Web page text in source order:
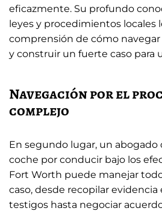
eficazmente. Su profundo
leyes y procedimientos locales
comprensión de cómo
y construir un fuerte caso para
Navegación por el
complejo
En segundo lugar, un abogado
coche por conducir bajo los
Fort Worth puede manejar
caso, desde recopilar evidencia
testigos hasta negociar